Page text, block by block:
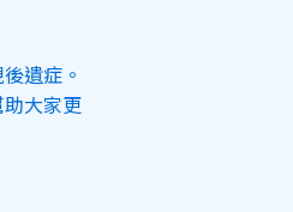
遺症。
大家更